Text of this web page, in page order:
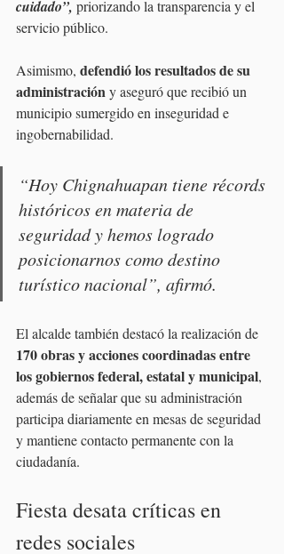
cuidado”, priorizando la transparencia y el
servicio público.
Asimismo, defendió los resultados de su
administración y aseguró que recibió un
municipio sumergido en inseguridad e
ingobernabilidad.
“Hoy Chignahuapan tiene récords
históricos en materia de
seguridad y hemos logrado
posicionarnos como destino
turístico nacional”, afirmó.
El alcalde también destacó la realización de
170 obras y acciones coordinadas entre
los gobiernos federal, estatal y municipal,
además de señalar que su administración
participa diariamente en mesas de seguridad
y mantiene contacto permanente con la
ciudadanía.
Fiesta desata críticas en
redes sociales